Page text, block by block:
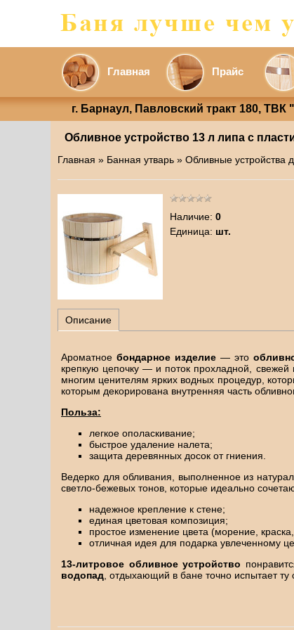
Главная Прайс
г. Барнаул, Павловский тракт 180,
Обливное устройство 13 л липа с
Главная » Банная утварь » Обливные устройства
Наличие: 0
Единица: шт.
Описание
Ароматноебондарное изделие — это
крепкую цепочку — и поток прохладной,
многим ценителям ярких водных процедур,
которым декорирована внутренняя часть
Польза:
легкое ополаскивание;
быстрое удаление налета;
защита деревянных досок от гниения.
Ведерко для обливания, выполненное из
светло-бежевых тонов, которые идеально
надежное крепление к стене;
единая цветовая композиция;
простое изменение цвета (морение,
отличная идея для подарка увлеченному
13-литровое обливное устройство
водопад , отдыхающий в бане точно испытает